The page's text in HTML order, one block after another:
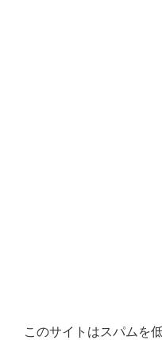
このサイトはスパムを